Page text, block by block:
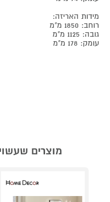
מידות האריזה:
רוחב: 1850 מ"מ
גובה: 1125 מ"מ
עומק: 178 מ"מ
מוצרים